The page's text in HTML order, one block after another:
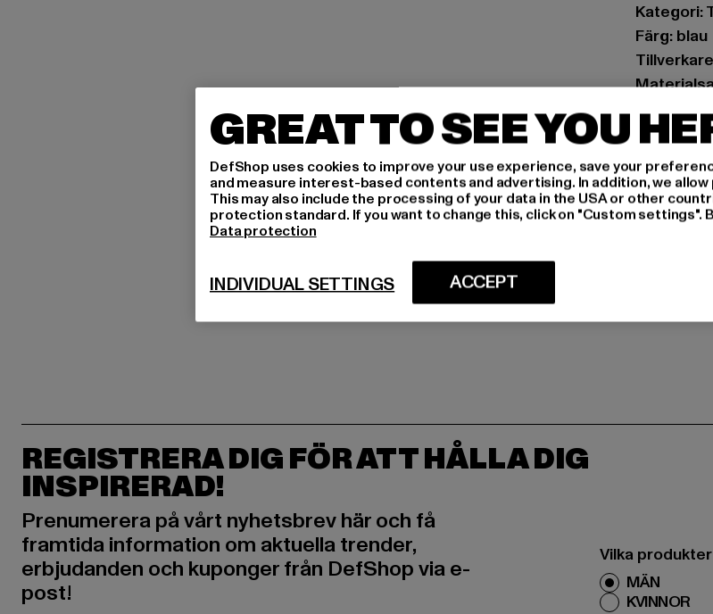
Kategori:
Färg: blau
Art.nr:
Adi-
REGISTRERA DIG FÖR ATT HÅLLA DIG
INSPIRERAD!
Prenumerera på vårt nyhetsbrev här och få
framtida information om aktuella trender,
erbjudanden och kuponger från DefShop via e-
post!
Vilka
MÄN
KVINNOR
GREAT TO SEE YOU
DefShop uses cookies to improve your use experience, save your
and measure interest-based contents and advertising. In addition, we
This may also include the processing of your data in the USA or other
protection standard. If you want to change this, click on "Custom settings".
Data protection
ACCEPT
INDIVIDUAL SETTINGS